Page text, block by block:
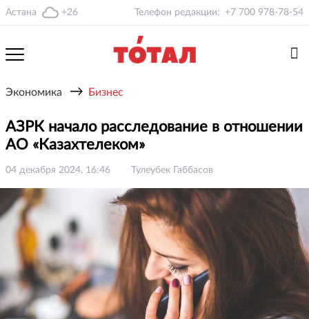
Астана +26 Телефон редакции: +7 700 978-78-54
Экономика → Бизнес
АЗРК начало расследование в отношении
АО «Казахтелеком»
04 декабря 2024, 16:46 Тулеубек Габбасов